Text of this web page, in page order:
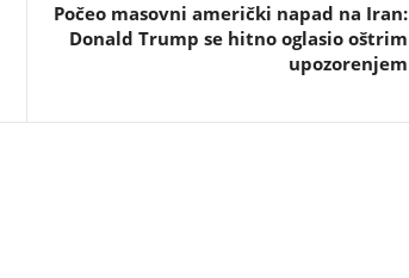
​Počeo masovni američki napad na Iran:
Donald Trump se hitno oglasio oštrim
upozorenjem